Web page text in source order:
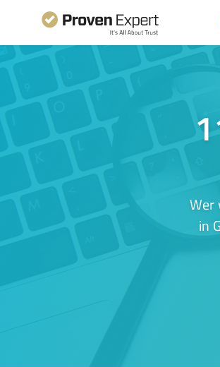
Wer
in